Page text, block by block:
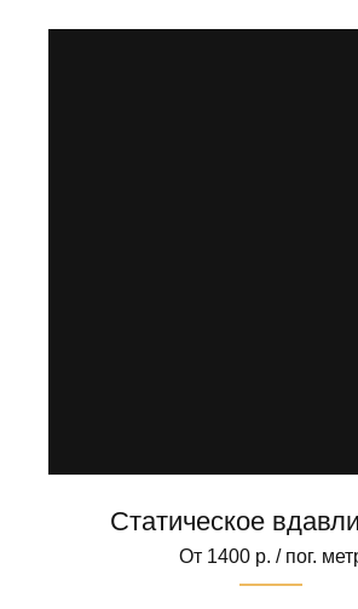
Статическое
От 1400 р. / пог.